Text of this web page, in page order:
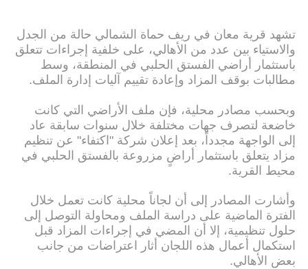
تشهد قرية معان في ريف حماة الشمالي حالة من الجدل
والاستياء بين عدد من الأهالي، على خلفية إجراءات تتعلق
باستثمار أراضي الفستق الحلبي في المنطقة، وسط
مطالبات بوقف المزاد وإعادة تقييم آليات إدارة الملف.
وبحسب مصادر محلية، فإن ملف الأراضي التي كانت
خاضعة لتصرف جهات مختلفة خلال سنوات سابقة عاد
إلى الواجهة مجدداً، بعد إعلان شركة "اكتفاء" عن تنظيم
مزاد يتعلق باستثمار أراضٍ مزروعة بالفستق الحلبي في
محيط القرية.
وأشارت المصادر إلى أن لجاناً محلية كانت تعمل خلال
الفترة الماضية على دراسة الملف ومحاولة التوصل إلى
حلول تنظيمية، إلا أن المضي في إجراءات المزاد قبل
استكمال أعمال هذه اللجان أثار اعتراضات من جانب
بعض الأهالي.